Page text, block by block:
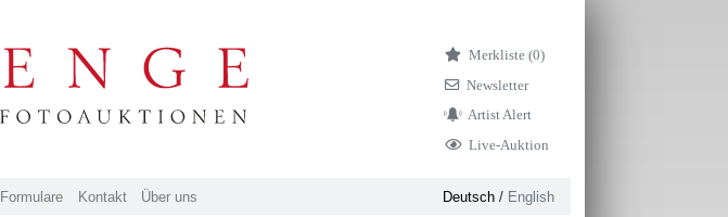
Merkliste (0)
Newsletter
Artist Alert
Live-Auktion
Formulare Kontakt Über uns Deutsch/ English